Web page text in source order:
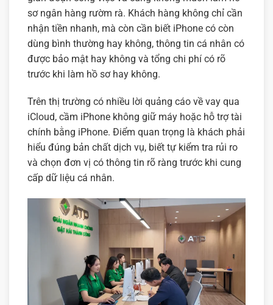
sơ ngân hàng rườm rà. Khách hàng không chỉ cần
nhận tiền nhanh, mà còn cần biết iPhone có còn
dùng bình thường hay không, thông tin cá nhân có
được bảo mật hay không và tổng chi phí có rõ
trước khi làm hồ sơ hay không.
Trên thị trường có nhiều lời quảng cáo về vay qua
iCloud, cầm iPhone không giữ máy hoặc hỗ trợ tài
chính bằng iPhone. Điểm quan trọng là khách phải
hiểu đúng bản chất dịch vụ, biết tự kiểm tra rủi ro
và chọn đơn vị có thông tin rõ ràng trước khi cung
cấp dữ liệu cá nhân.